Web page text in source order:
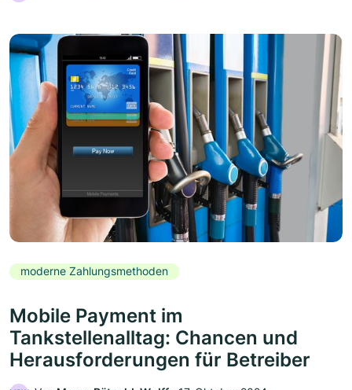
moderne Zahlungsmethoden
Mobile Payment im
Tankstellenalltag: Chancen und
Herausforderungen für Betreiber